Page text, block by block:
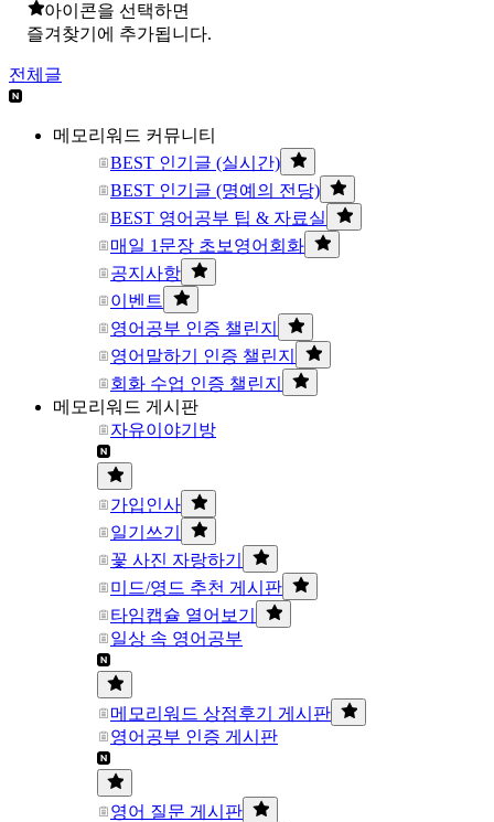
아이콘을 선택하면
즐겨찾기에 추가됩니다.
전체글
메모리워드 커뮤니티
BEST 인기글 (실시간)
BEST 인기글 (명예의 전당)
BEST 영어공부 팁 & 자료실
매일 1문장 초보영어회화
공지사항
이벤트
영어공부 인증 챌린지
영어말하기 인증 챌린지
회화 수업 인증 챌린지
메모리워드 게시판
자유이야기방
가입인사
일기쓰기
꽃 사진 자랑하기
미드/영드 추천 게시판
타임캡슐 열어보기
일상 속 영어공부
메모리워드 상점후기 게시판
영어공부 인증 게시판
영어 질문 게시판